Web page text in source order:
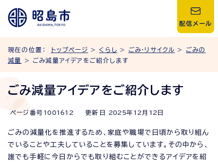
配信メール
現在の位置： トップページ > くらし > ごみ・リサイクル > ごみの
減量
> ごみ減量アイデアをご紹介します
ごみ減量アイデアをご紹介します
ページ番号 1001612 更新日 2025年 12 月 12 日
ごみの減量化を推進するため、家庭や職場で日頃から取り組ん
でいることや工夫していることを募集しています。その中から、
誰でも手軽に今日からでも取り組むことができるアイデアを紹